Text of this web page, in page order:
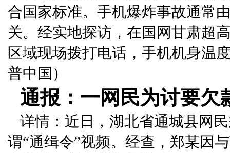
合国家标准。手机爆炸事故通常
关。经实地探访，在国网甘肃超
区域现场拨打电话，手机机身温
普中国）
通报：一网民为讨要欠
详情：近日，湖北省通城县网
谓“通缉令”视频。经查，郑某因